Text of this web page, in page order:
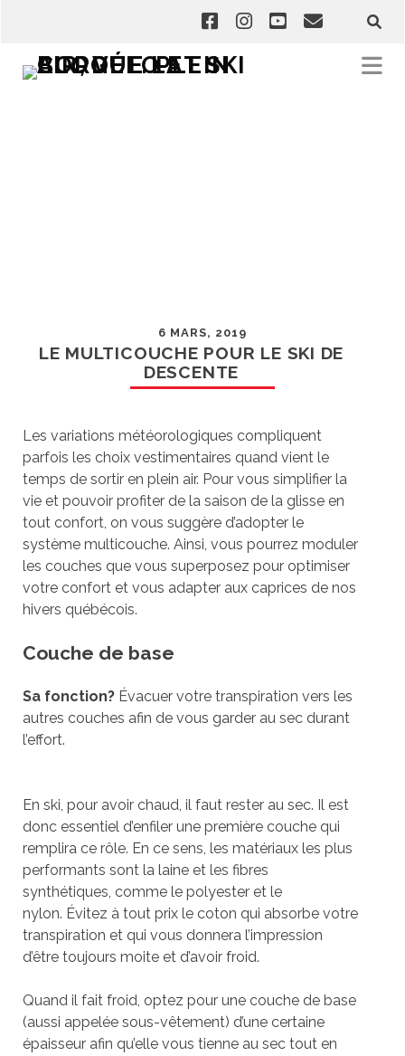
6 MARS, 2019
LE MULTICOUCHE POUR LE SKI DE
DESCENTE
Les variations météorologiques compliquent
parfois les choix vestimentaires quand vient le
temps de sortir en plein air. Pour vous simplifier la
vie et pouvoir profiter de la saison de la glisse en
tout confort, on vous suggère d’adopter le
système multicouche. Ainsi, vous pourrez moduler
les couches que vous superposez pour optimiser
votre confort et vous adapter aux caprices de nos
hivers québécois.
Couche de base
Sa fonction?Évacuer votre transpiration vers les
autres couches afin de vous garder au sec durant
l’effort.
En ski, pour avoir chaud, il faut rester au sec. Il est
donc essentiel d’enfiler une première couche qui
remplira ce rôle. En ce sens, les matériaux les plus
performants sont la laine et les fibres
synthétiques, comme le polyester et le
nylon. Évitez à tout prix le coton qui absorbe votre
transpiration et qui vous donnera l’impression
d’être toujours moite et d’avoir froid.
Quand il fait froid, optez pour une couche de base
(aussi appelée sous-vêtement) d’une certaine
épaisseur afin qu’elle vous tienne au sec tout en